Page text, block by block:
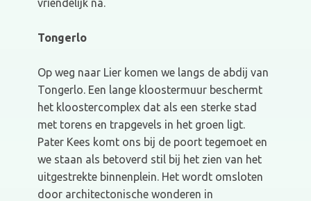
vriendelijk na.
Tongerlo
Op weg naar Lier komen we langs de abdij van
Tongerlo. Een lange kloostermuur beschermt
het kloostercomplex dat als een sterke stad
met torens en trapgevels in het groen ligt.
Pater Kees komt ons bij de poort tegemoet en
we staan als betoverd stil bij het zien van het
uitgestrekte binnenplein. Het wordt omsloten
door architectonische wonderen in